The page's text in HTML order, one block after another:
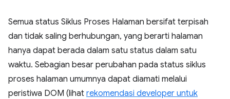
Semua status Siklus Proses Halaman bersifat terpisah
dan tidak saling berhubungan, yang berarti halaman
hanya dapat berada dalam satu status dalam satu
waktu. Sebagian besar perubahan pada status siklus
proses halaman umumnya dapat diamati melalui
peristiwa DOM (lihat rekomendasi developer untuk